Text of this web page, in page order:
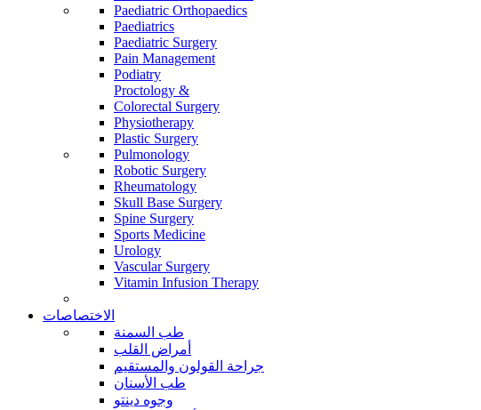
Paediatric Orthopaedics
Paediatrics
Paediatric Surgery
Pain Management
Podiatry
Proctology &
Colorectal Surgery
Physiotherapy
Plastic Surgery
Pulmonology
Robotic Surgery
Rheumatology
Skull Base Surgery
Spine Surgery
Sports Medicine
Urology
Vascular Surgery
Vitamin Infusion Therapy
الاختصاصات
طب السمنة
أمراض القلب
جراحة القولون والمستقيم
طب الأسنان
وجوه دينتو